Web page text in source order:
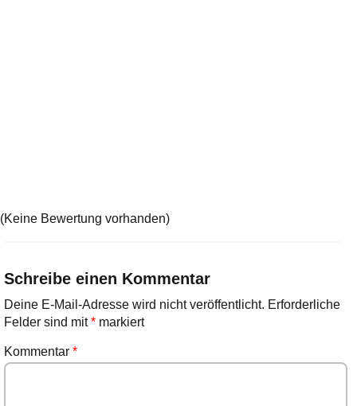
(Keine Bewertung vorhanden)
Schreibe einen Kommentar
Deine E-Mail-Adresse wird nicht veröffentlicht. Erforderliche
Felder sind mit*markiert
Kommentar *